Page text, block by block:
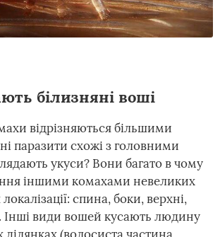
білизняні воші
відрізняються більшими
паразити схожі з головними
укуси? Вони багато в чому
іншими комахами невеликих
спина, боки, верхні,
Інші види вошей кусають людину